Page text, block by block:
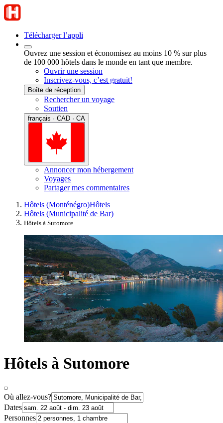
Télécharger l’appli
Ouvrez une session et économisez au moins 10 % sur plus
de 100 000 hôtels dans le monde en tant que membre.
Ouvrir une session
Inscrivez-vous, c’est gratuit!
Boîte de réception
Rechercher un voyage
Soutien
français · CAD · CA
Annoncer mon hébergement
Voyages
Partager mes commentaires
Hôtels (Monténégro)Hôtels
Hôtels (Municipalité de Bar)
Hôtels à Sutomore
Hôtels à Sutomore
Où allez-vous?
Dates
Personnes